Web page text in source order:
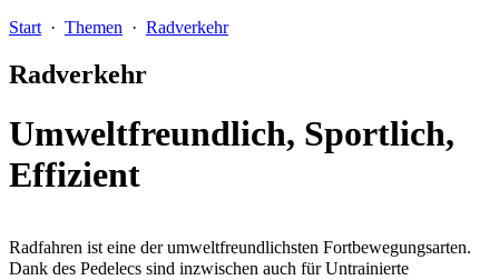
Start · Themen · Radverkehr
Radverkehr
Umweltfreundlich, Sportlich,
Effizient
Radfahren ist eine der umweltfreundlichsten Fortbewegungsarten.
Dank des Pedelecs sind inzwischen auch für Untrainierte